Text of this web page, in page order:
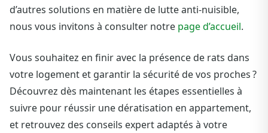
d’autres solutions en matière de lutte anti-nuisible,
nous vous invitons à consulter notre page d’accueil.
Vous souhaitez en finir avec la présence de rats dans
votre logement et garantir la sécurité de vos proches ?
Découvrez dès maintenant les étapes essentielles à
suivre pour réussir une dératisation en appartement,
et retrouvez des conseils expert adaptés à votre